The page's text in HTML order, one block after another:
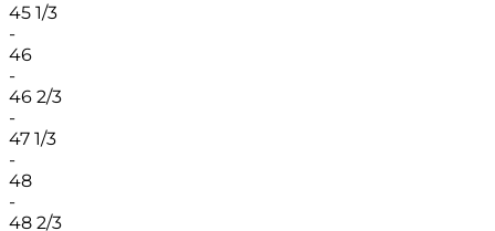
45 1/3
-
46
-
46 2/3
-
47 1/3
-
48
-
48 2/3